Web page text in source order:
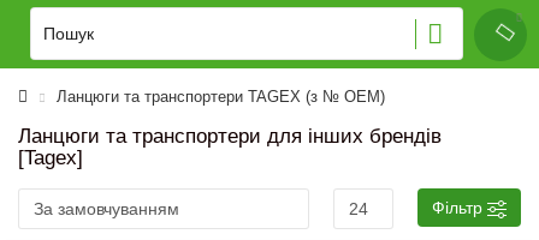
Ланцюги та транспортери TAGEX (з № OEM)
Ланцюги та транспортери для інших брендів
[Tagex]
Фільтр